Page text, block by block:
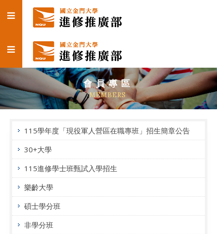
會員專區
MEMBERS
115學年度「現役軍人營區在職專班」招生簡章公告
30+大學
115進修學士班甄試入學招生
樂齡大學
碩士學分班
非學分班